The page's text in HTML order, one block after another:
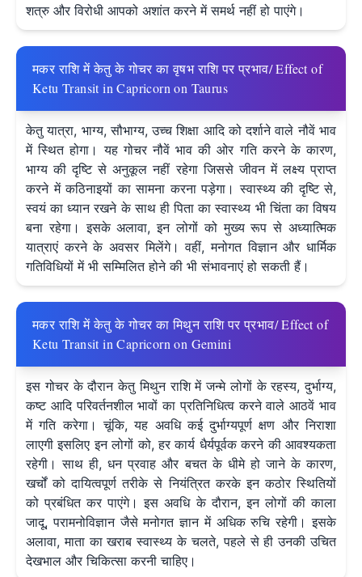
शत्रु और विरोधी आपको अशांत करने में समर्थ नहीं हो पाएंगे।
मकर राशि में केतु के गोचर का वृषभ राशि पर प्रभाव/ Effect of
Ketu Transit in Capricorn on Taurus
केतु यात्रा, भाग्य, सौभाग्य, उच्च शिक्षा आदि को दर्शाने वाले नौवें भाव
में स्थित होगा। यह गोचर नौवें भाव की ओर गति करने के कारण,
भाग्य की दृष्टि से अनुकूल नहीं रहेगा जिससे जीवन में लक्ष्य प्राप्त
करने में कठिनाइयों का सामना करना पड़ेगा। स्वास्थ्य की दृष्टि से,
स्वयं का ध्यान रखने के साथ ही पिता का स्वास्थ्य भी चिंता का विषय
बना रहेगा। इसके अलावा, इन लोगों को मुख्य रूप से अध्यात्मिक
यात्राएं करने के अवसर मिलेंगे। वहीं, मनोगत विज्ञान और धार्मिक
गतिविधियों में भी सम्मिलित होने की भी संभावनाएं हो सकती हैं।
मकर राशि में केतु के गोचर का मिथुन राशि पर प्रभाव/ Effect of
Ketu Transit in Capricorn on Gemini
इस गोचर के दौरान केतु मिथुन राशि में जन्मे लोगों के रहस्य, दुर्भाग्य,
कष्ट आदि परिवर्तनशील भावों का प्रतिनिधित्व करने वाले आठवें भाव
में गति करेगा। चूंकि, यह अवधि कई दुर्भाग्यपूर्ण क्षण और निराशा
लाएगी इसलिए इन लोगों को, हर कार्य धैर्यपूर्वक करने की आवश्यकता
रहेगी। साथ ही, धन प्रवाह और बचत के धीमे हो जाने के कारण,
खर्चों को दायित्वपूर्ण तरीके से नियंत्रित करके इन कठोर स्थितियों
को प्रबंधित कर पाएंगे। इस अवधि के दौरान, इन लोगों की काला
जादू, परामनोविज्ञान जैसे मनोगत ज्ञान में अधिक रुचि रहेगी। इसके
अलावा, माता का खराब स्वास्थ्य के चलते, पहले से ही उनकी उचित
देखभाल और चिकित्सा करनी चाहिए।